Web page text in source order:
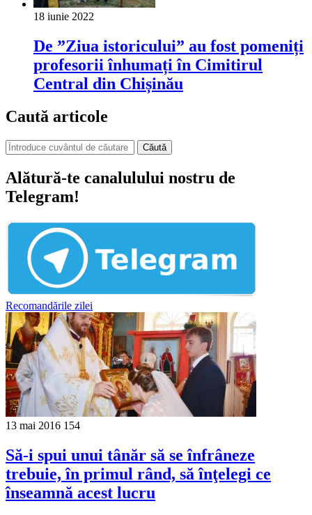
18 iunie 2022
De ”Ziua istoricului” au fost pomeniți
profesorii înhumați în Cimitirul
Central din Chișinău
Caută articole
Căută
Alătură-te canalulului nostru de
Telegram!
Recomandările zilei
13 mai 2016 154
Să-i spui unui tânăr să se înfrâneze
trebuie, în primul rând, să înţelegi ce
înseamnă acest lucru